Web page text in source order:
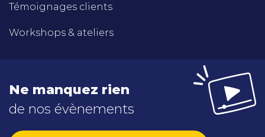
Témoignages clients
Workshops & ateliers
Ne manquez rien
de nos évènements